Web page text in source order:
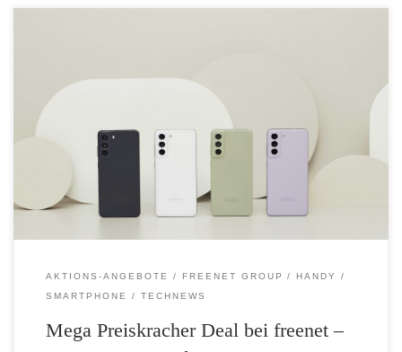
Ab sofort gibt es bei freenet das Samsung Galaxy S21 FE 5G für nur
479 Euro statt UVP 749 Euro! Laut aktuellen Preisvergleichen ist das
der momentane Bestpreis am Markt! Samsung hat das Galaxy-
Flaggschiff Anfang des Jahres auf der CES in Las Vegas vorgestellt.
Mit seinem auffälligen Design, der starken […]
AKTIONS-ANGEBOTE FREENET GROUP
HANDY
SMARTPHONE
TECHNEWS
Mega Preiskracher Deal bei freenet –